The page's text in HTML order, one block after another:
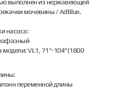
выполнен из нержавеющей
мочевины / AdBlue.
насоса:
модели: VL1, 71"-104"(1800
переменной длины